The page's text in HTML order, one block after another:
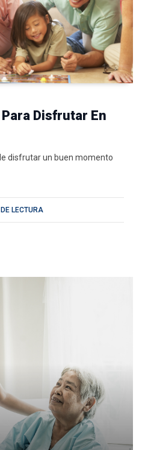
Disfrutar En
disfrutar un buen momento
LECTURA